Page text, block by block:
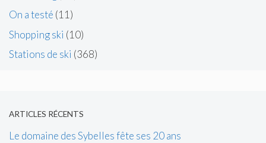
On a testé (11)
Shopping ski (10)
Stations de ski (368)
ARTICLES RÉCENTS
Le domaine des Sybelles fête ses 20 ans